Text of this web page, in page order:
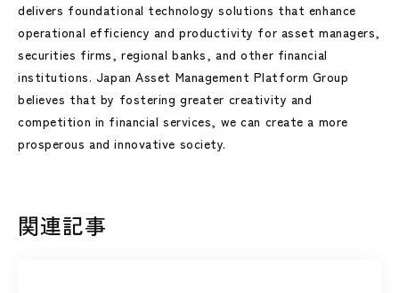
delivers foundational technology solutions that enhance
operational efficiency and productivity for asset managers,
securities firms, regional banks, and other financial
institutions. Japan Asset Management Platform Group
believes that by fostering greater creativity and
competition in financial services, we can create a more
prosperous and innovative society.
関連記事